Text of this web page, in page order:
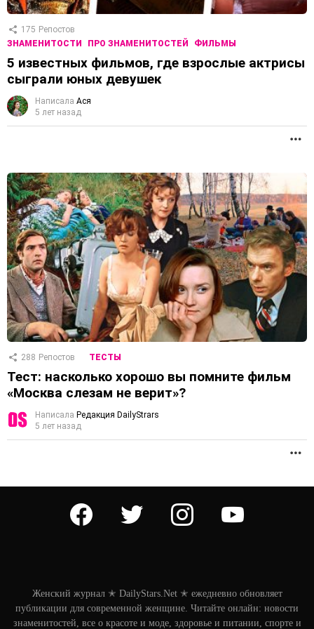
175 Репостов
ЗНАМЕНИТОСТИ
ПРО ЗНАМЕНИТОСТЕЙ ФИЛЬМЫ
5 известных фильмов, где взрослые актрисы
сыграли юных девушек
Написала Ася
5 лет назад
288 Репостов ТЕСТЫ
Тест: насколько хорошо вы помните фильм
«Москва слезам не верит»?
Написала Редакция DailyStrars
5 лет назад
facebook twitter instagram
Женский журнал ✭ DailyStars.Net ✭ ежедневно обновляет
публикации для современной женщине. Читайте онлайн: новости
знаменитостей, все о красоте и моде, здоровье и питании, спорте и